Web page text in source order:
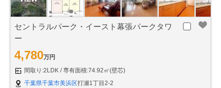
セントラルパーク・イースト幕張パークタワ
ー
4,780万円
間取り:2LDK
専有面積:74.92㎡(壁芯)
千葉県千葉市美浜区打瀬1丁目2-2